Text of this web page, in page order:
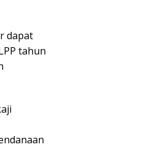
dapat
tahun